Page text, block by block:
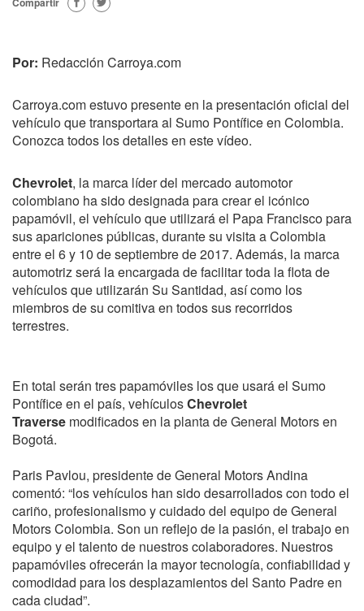
Por: Redacción Carroya.com
Carroya.com estuvo presente en la presentación oficial del
vehículo que transportara al Sumo Pontífice en Colombia.
Conozca todos los detalles en este vídeo.
Chevrolet, la marca líder del mercado automotor
colombiano ha sido designada para crear el icónico
papamóvil, el vehículo que utilizará el Papa Francisco para
sus apariciones públicas, durante su visita a Colombia
entre el 6 y 10 de septiembre de 2017. Además, la marca
automotriz será la encargada de facilitar toda la flota de
vehículos que utilizarán Su Santidad, así como los
miembros de su comitiva en todos sus recorridos
terrestres.
En total serán tres papamóviles los que usará el Sumo
Pontífice en el país, vehículosChevrolet
Traverse modificados en la planta de General Motors en
Bogotá.
Paris Pavlou, presidente de General Motors Andina
comentó: “los vehículos han sido desarrollados con todo el
cariño, profesionalismo y cuidado del equipo de General
Motors Colombia. Son un reflejo de la pasión, el trabajo en
equipo y el talento de nuestros colaboradores. Nuestros
papamóviles ofrecerán la mayor tecnología, confiabilidad y
comodidad para los desplazamientos del Santo Padre en
cada ciudad”.